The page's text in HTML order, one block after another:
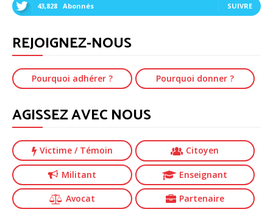
43,828 Abonnés SUIVRE
REJOIGNEZ-NOUS
Pourquoi adhérer ? Pourquoi donner ?
AGISSEZ AVEC NOUS
Victime / Témoin Citoyen
Militant Enseignant
Avocat Partenaire